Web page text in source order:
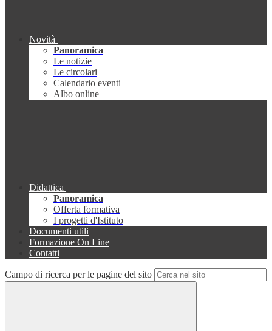
Novità
Panoramica
Le notizie
Le circolari
Calendario eventi
Albo online
Didattica
Panoramica
Offerta formativa
I progetti d'Istituto
Documenti utili
Formazione On Line
Contatti
Campo di ricerca per le pagine del sito